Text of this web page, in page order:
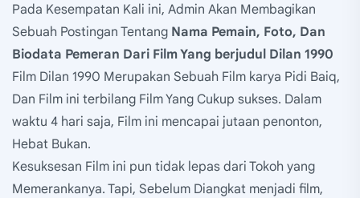
Pada Kesempatan Kali ini, Admin Akan Membagikan
Sebuah Postingan Tentang Nama Pemain, Foto, Dan
Biodata Pemeran Dari Film Yang berjudul Dilan 1990
Film Dilan 1990 Merupakan Sebuah Film karya Pidi Baiq,
Dan Film ini terbilang Film Yang Cukup sukses. Dalam
waktu 4 hari saja, Film ini mencapai jutaan penonton,
Hebat Bukan.
Kesuksesan Film ini pun tidak lepas dari Tokoh yang
Memerankanya. Tapi, Sebelum Diangkat menjadi film,